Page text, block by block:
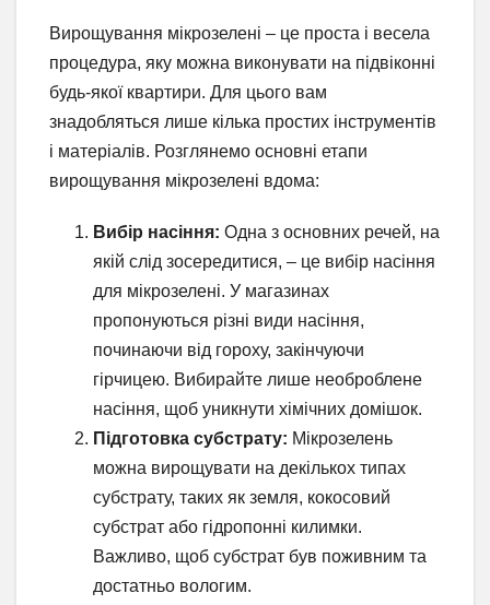
Вирощування мікрозелені – це проста і весела
процедура, яку можна виконувати на підвіконні
будь-якої квартири. Для цього вам
знадобляться лише кілька простих інструментів
і матеріалів. Розглянемо основні етапи
вирощування мікрозелені вдома:
Вибір насіння: Одна з основних речей, на
якій слід зосередитися, – це вибір насіння
для мікрозелені. У магазинах
пропонуються різні види насіння,
починаючи від гороху, закінчуючи
гірчицею. Вибирайте лише необроблене
насіння, щоб уникнути хімічних домішок.
Підготовка субстрату: Мікрозелень
можна вирощувати на декількох типах
субстрату, таких як земля, кокосовий
субстрат або гідропонні килимки.
Важливо, щоб субстрат був поживним та
достатньо вологим.